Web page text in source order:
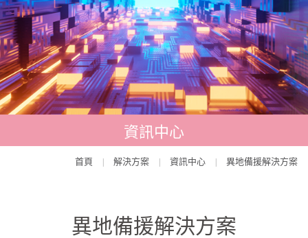
資訊中心
首頁 解決方案 資訊中心 異地備援解決方案
異地備援解決方案